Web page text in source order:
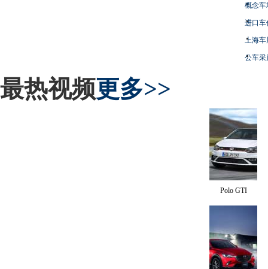
概念车
进口车
上海
公车采
最热视频更多>>
Polo GTI